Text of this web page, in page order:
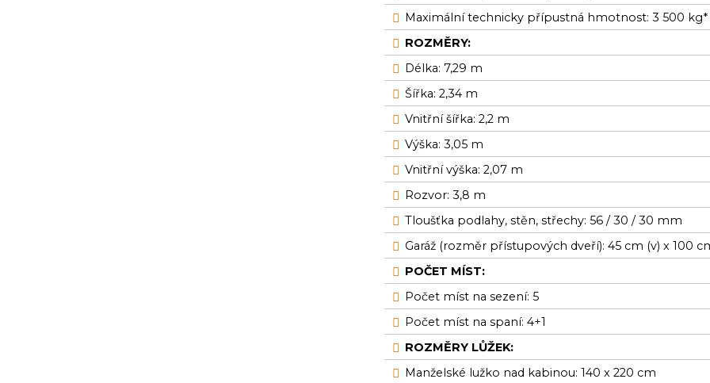
Maximální technicky přípustná hmotnost: 3 500 kg*
ROZMĚRY:
Délka: 7,29 m
Šířka: 2,34 m
Vnitřní šířka: 2,2 m
Výška: 3,05 m
Vnitřní výška: 2,07 m
Rozvor: 3,8 m
Tloušťka podlahy, stěn, střechy: 56 / 30 / 30 mm
Garáž (rozměr přístupových dveří): 45 cm (v) x 100
POČET MÍST:
Počet míst na sezení: 5
Počet míst na spaní: 4+1
ROZMĚRY LŮŽEK:
Manželské lužko nad kabinou: 140 x 220 cm